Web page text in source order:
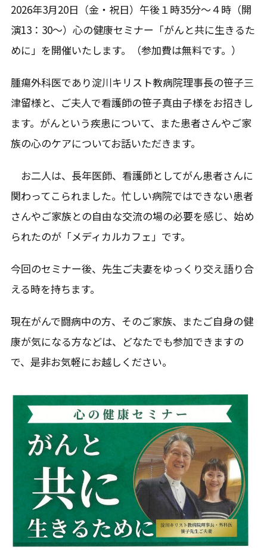
2026年3月20日（金・祝日）午後１時35分～４時（開
演13：30～）心の健康セミナー「がんと共に生きるた
めに」を開催いたします。（参加費は無料です。）
腫瘍外科医であり淀川キリスト教病院理事長の笹子三
津留様と、ご夫人で看護師の笹子真由子様をお招きし
ます。がんという疾患について、また患者さんやご家
族の心のケアについてお話いただきます。
お二人は、長年医師、看護師としてがん患者さんに
関わってこられました。忙しい病院ではできない患者
さんやご家族との自由な交流の場の必要を感じ、始め
られたのが「メディカルカフェ」です。
今回のセミナー後、先生ご夫妻をゆっくり交え語り合
える時を持ちます。
現在がんで闘病中の方、そのご家族、またご自身の健
康が気になる方などは、どなたでも参加できますの
で、是非お気軽にお越しください。